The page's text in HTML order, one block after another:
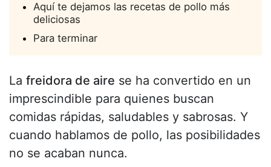
Aquí te dejamos las recetas de pollo más
deliciosas
Para terminar
La freidora de aire se ha convertido en un
imprescindible para quienes buscan
comidas rápidas, saludables y sabrosas. Y
cuando hablamos de pollo, las posibilidades
no se acaban nunca.